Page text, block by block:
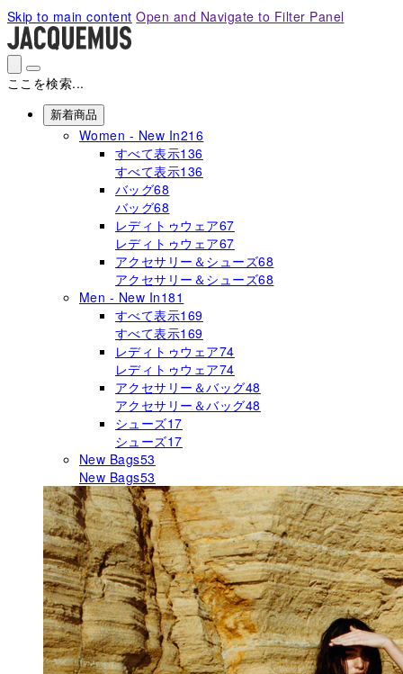
Please
note:
This
website
includes
accessibility
Skip to main content Open and Navigate to Filter Panel
ここを検索...
新着商品
Women - New In216
すべて表示136
すべて表示136
バッグ68
バッグ68
レディトゥウェア67
レディトゥウェア67
アクセサリー＆シューズ68
アクセサリー＆シューズ68
Men - New In181
すべて表示169
すべて表示169
レディトゥウェア74
レディトゥウェア74
アクセサリー＆バッグ48
アクセサリー＆バッグ48
シューズ17
シューズ17
New Bags53
New Bags53